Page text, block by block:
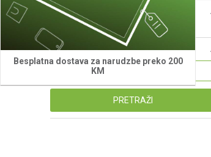
Besplatna dostava za narudzbe preko 200
KM
Cijena
0 - 1.000 KM (6)
Naziv ili šifra proizvoda
PRETRAŽI